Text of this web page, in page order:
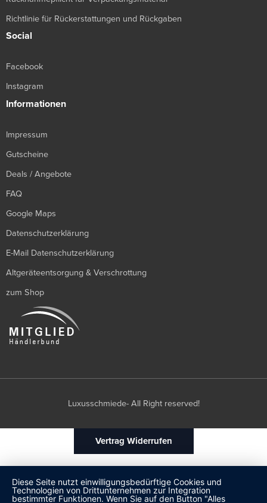
Richtlinie für Rückerstattungen und Rückgaben
Social
Facebook
Instagram
Informationen
Impressum
Gutscheine
Deals / Angebote
FAQ
Google Maps
Datenschutzerklärung
E-Mail Datenschutzerklärung
Altgeräteentsorgung & Verschrottung
zum Shop
Luxusschmiede- All Right reserved!
Vertrag Widerrufen
Diese Seite nutzt einwilligungsbedürftige Cookies und
Technologien von Drittunternehmen zur Integration
bestimmter Funktionen. Wenn Sie auf den Button "Alles